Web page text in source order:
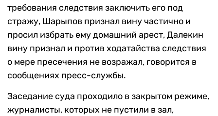
требования следствия заключить его под
стражу, Шарыпов признал вину частично и
просил избрать ему домашний арест, Далекин
вину признал и против ходатайства следствия
о мере пресечения не возражал, говорится в
сообщениях пресс-службы.
Заседание суда проходило в закрытом режиме,
журналисты, которых не пустили в зал,